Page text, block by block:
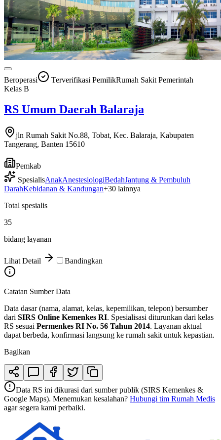
Beroperasi Terverifikasi PemilikRumah Sakit Pemerintah
Kelas B
RS Umum Daerah Balaraja
jln Rumah Sakit No.88, Tobat, Kec. Balaraja, Kabupaten
Tangerang, Banten 15610
Pemkab
SpesialisAnakAnestesiologiBedahJantung & Pembuluh
DarahKebidanan & Kandungan+30 lainnya
Total spesialis
35
bidang layanan
Lihat Detail Bandingkan
Catatan Sumber Data
Data dasar (nama, alamat, kelas, kepemilikan, telepon) bersumber
dari SIRS Online Kemenkes RI. Spesialisasi diturunkan dari kelas
RS sesuai Permenkes RI No. 56 Tahun 2014. Layanan aktual
dapat berbeda, konfirmasi langsung ke rumah sakit untuk kepastian.
Bagikan
Data RS ini dikurasi dari sumber publik (SIRS Kemenkes &
Google Maps). Menemukan kesalahan? Hubungi tim Rumah Medis
agar segera kami perbaiki.